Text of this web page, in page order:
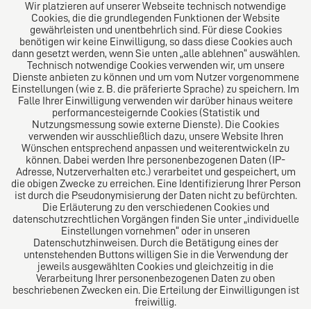
Über uns
Das Kanzlei-Vertrauensnetzwerk. Aus Europa für die
Welt. Für den erfolgreichen Mittelstand.
Folgen Sie uns auf
Das europäische Kanzlei-Netzwerk
Wir platzieren auf unserer Webseite technisch notwendige
Cookies, die die grundlegenden Funktionen der Website
gewährleisten und unentbehrlich sind. Für diese Cookies
benötigen wir keine Einwilligung, so dass diese Cookies auch
dann gesetzt werden, wenn Sie unten „alle ablehnen“ auswählen.
Technisch notwendige Cookies verwenden wir, um unsere
Dienste anbieten zu können und um vom Nutzer vorgenommene
Einstellungen (wie z. B. die präferierte Sprache) zu speichern. Im
Falle Ihrer Einwilligung verwenden wir darüber hinaus weitere
performancesteigernde Cookies (Statistik und
Nutzungsmessung sowie externe Dienste). Die Cookies
verwenden wir ausschließlich dazu, unsere Website Ihren
Wünschen entsprechend anpassen und weiterentwickeln zu
können. Dabei werden Ihre personenbezogenen Daten (IP-
Adresse, Nutzerverhalten etc.) verarbeitet und gespeichert, um
die obigen Zwecke zu erreichen. Eine Identifizierung Ihrer Person
ist durch die Pseudonymisierung der Daten nicht zu befürchten.
Die Erläuterung zu den verschiedenen Cookies und
datenschutzrechtlichen Vorgängen finden Sie unter „individuelle
Einstellungen vornehmen“ oder in unseren
Datenschutzhinweisen. Durch die Betätigung eines der
untenstehenden Buttons willigen Sie in die Verwendung der
jeweils ausgewählten Cookies und gleichzeitig in die
Verarbeitung Ihrer personenbezogenen Daten zu oben
beschriebenen Zwecken ein. Die Erteilung der Einwilligungen ist
freiwillig.